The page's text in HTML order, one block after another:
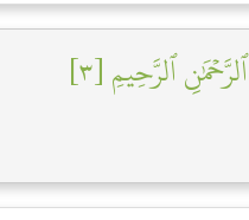
ٱلرَّحۡمَٰنِ ٱلرَّحِيمِ [٣]